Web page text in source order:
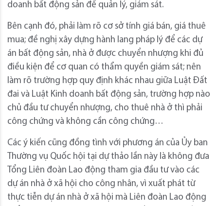
doanh bất động sản để quản lý, giám sát.
Bên cạnh đó, phải làm rõ cơ sở tính giá bán, giá thuê
mua; đề nghị xây dựng hành lang pháp lý để các dự
án bất động sản, nhà ở được chuyển nhượng khi đủ
điều kiện để cơ quan có thẩm quyền giám sát; nên
làm rõ trường hợp quy định khác nhau giữa Luật Đất
đai và Luật Kinh doanh bất động sản, trường hợp nào
chủ đầu tư chuyển nhượng, cho thuê nhà ở thì phải
công chứng và không cần công chứng…
Các ý kiến cũng đồng tình với phương án của Ủy ban
Thường vụ Quốc hội tại dự thảo lần này là không đưa
Tổng Liên đoàn Lao động tham gia đầu tư vào các
dự án nhà ở xã hội cho công nhân, vì xuất phát từ
thực tiễn dự án nhà ở xã hội mà Liên đoàn Lao động